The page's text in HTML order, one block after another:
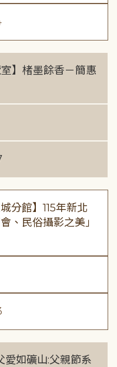
室】楮墨餘香－簡惠
分館】115年新北
、民俗攝影之美」
愛如礦山:父親節系